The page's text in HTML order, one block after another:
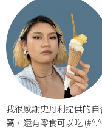
我很感謝史丹利提供的
窩，還有零食可以吃